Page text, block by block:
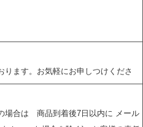
ます。お気軽にお申しつけくださ
場合は 商品到着後7日以内に メール